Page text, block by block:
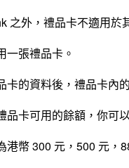
之外，禮品卡不適用於
一張禮品卡。
卡的資料後，禮品卡內
品卡可用的餘額，你可
港幣 300 元，500 元，